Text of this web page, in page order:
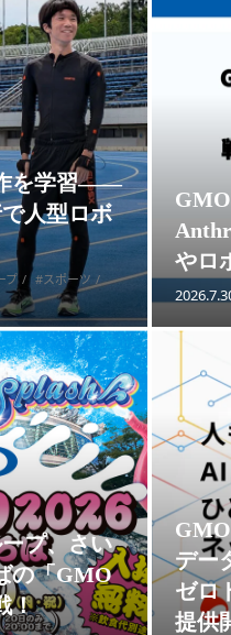
を学習——
人型ロボ
プ
#スポーツ
やロ
プ、さい
の「GMO
！
デー
ゼロ
提供